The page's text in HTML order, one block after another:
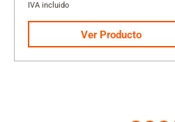
IVA incluido
Ver Producto